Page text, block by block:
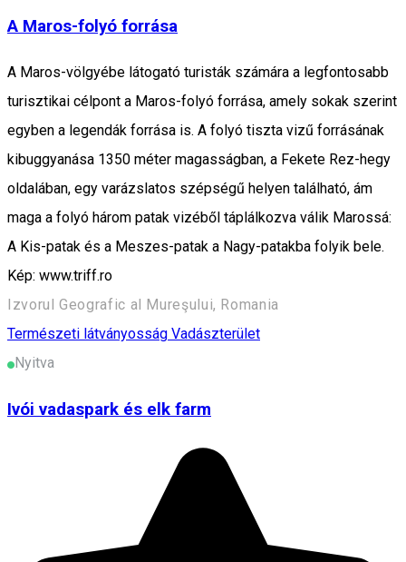
A Maros-folyó forrása
A Maros-völgyébe látogató turisták számára a legfontosabb
turisztikai célpont a Maros-folyó forrása, amely sokak szerint
egyben a legendák forrása is. A folyó tiszta vizű forrásának
kibuggyanása 1350 méter magasságban, a Fekete Rez-hegy
oldalában, egy varázslatos szépségű helyen található, ám
maga a folyó három patak vizéből táplálkozva válik Marossá:
A Kis-patak és a Meszes-patak a Nagy-patakba folyik bele.
Kép: www.triff.ro
Izvorul Geografic al Mureşului, Romania
Természeti látványosság Vadászterület
Nyitva
Ivói vadaspark és elk farm